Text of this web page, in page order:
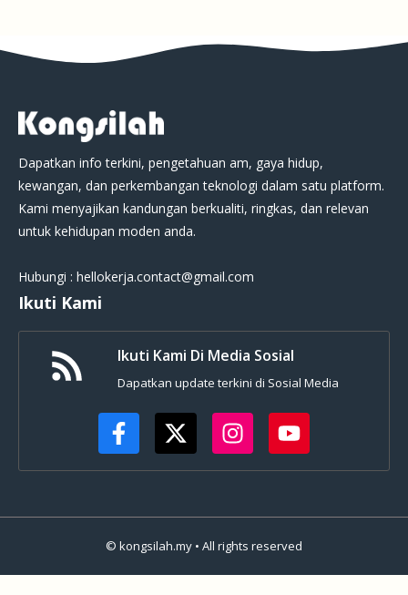
Dapatkan info terkini, pengetahuan am, gaya hidup,
kewangan, dan perkembangan teknologi dalam satu platform.
Kami menyajikan kandungan berkualiti, ringkas, dan relevan
untuk kehidupan moden anda.
Hubungi : hellokerja.contact@gmail.com
Ikuti Kami
Ikuti Kami Di Media Sosial
Dapatkan update terkini di Sosial Media
© kongsilah.my • All rights reserved